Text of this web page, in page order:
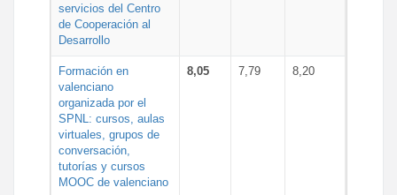
servicios del Centro
de Cooperación al
Desarrollo
Formación en
valenciano
organizada por el
SPNL: cursos, aulas
virtuales, grupos de
conversación,
tutorías y cursos
MOOC de valenciano
8,05 7,79 8,20